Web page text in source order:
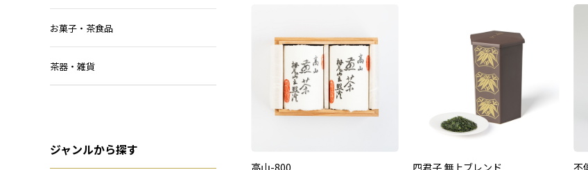
お菓子・茶食品
茶器・雑貨
ジャンルから探す
高山-800 四君子 無上ブレンド
不